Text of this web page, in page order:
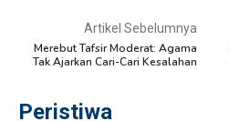
Artikel Sebelumnya
Merebut Tafsir Moderat: Agama
Tak Ajarkan Cari-Cari Kesalahan
Peristiwa